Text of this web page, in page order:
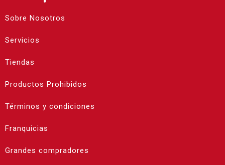
Sobre Nosotros
Servicios
Tiendas
Productos Prohibidos
Términos y condiciones
Franquicias
Grandes compradores